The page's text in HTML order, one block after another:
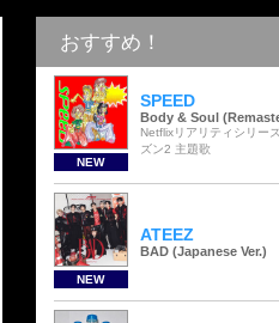
おすすめ！
NEW
SPEED
Body & Soul
Netflixリアリティシリー
ズン2 主題歌
NEW
ATEEZ
BAD (Japanese Ver.)